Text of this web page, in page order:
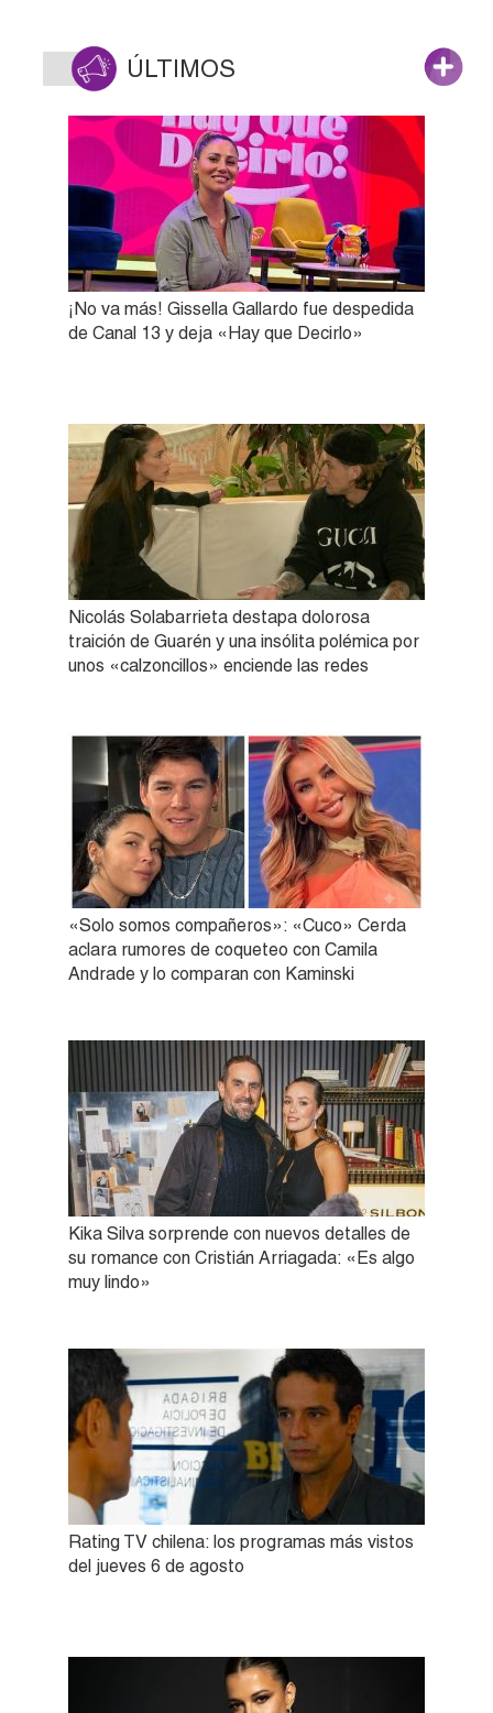
ÚLTIMOS
¡No va más! Gissella Gallardo fue despedida
de Canal 13 y deja «Hay que Decirlo»
Nicolás Solabarrieta destapa dolorosa
traición de Guarén y una insólita polémica por
unos «calzoncillos» enciende las redes
«Solo somos compañeros»: «Cuco» Cerda
aclara rumores de coqueteo con Camila
Andrade y lo comparan con Kaminski
Kika Silva sorprende con nuevos detalles de
su romance con Cristián Arriagada: «Es algo
muy lindo»
Rating TV chilena: los programas más vistos
del jueves 6 de agosto